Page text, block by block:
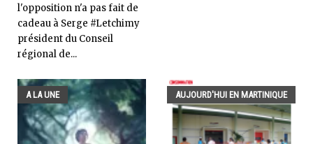
l'opposition n'a pas fait de
cadeau à Serge #Letchimy
président du Conseil
régional de...
A LA UNE AUJOURD'HUI EN MARTINIQUE